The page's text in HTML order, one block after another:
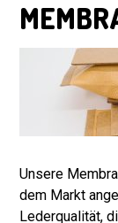
Unsere
dem Markt
Lederqualität,